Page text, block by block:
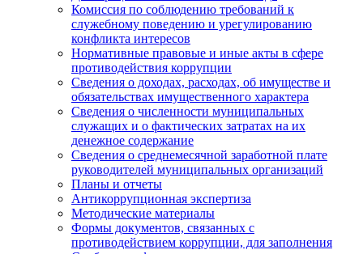
Комиссия по соблюдению требований к
служебному поведению и урегулированию
конфликта интересов
Нормативные правовые и иные акты в сфере
противодействия коррупции
Сведения о доходах, расходах, об имуществе и
обязательствах имущественного характера
Сведения о численности муниципальных
служащих и о фактических затратах на их
денежное содержание
Сведения о среднемесячной заработной плате
руководителей муниципальных организаций
Планы и отчеты
Антикоррупционная экспертиза
Методические материалы
Формы документов, связанных с
противодействием коррупции, для заполнения